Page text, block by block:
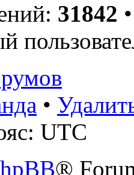
31842
•
UTC
®